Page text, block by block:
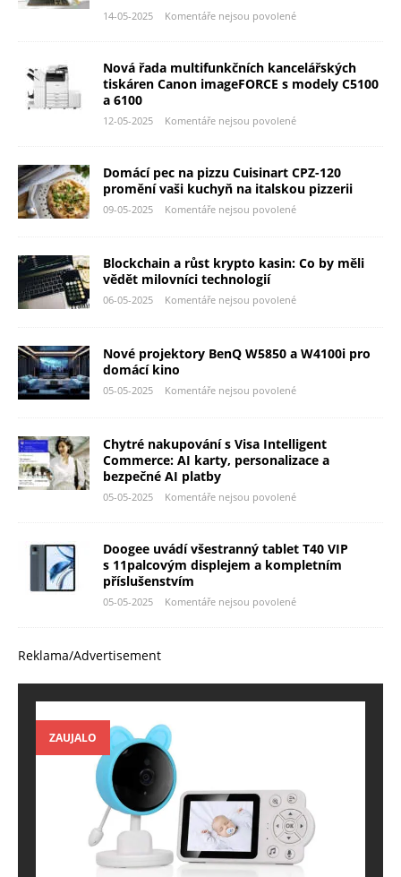
14-05-2025 Komentáře nejsou povolené
Nová řada multifunkčních kancelářských
tiskáren Canon imageFORCE s modely C5100
a 6100
12-05-2025 Komentáře nejsou povolené
Domácí pec na pizzu Cuisinart CPZ-120
promění vaši kuchyň na italskou pizzerii
09-05-2025 Komentáře nejsou povolené
Blockchain a růst krypto kasin: Co by měli
vědět milovníci technologií
06-05-2025 Komentáře nejsou povolené
Nové projektory BenQ W5850 a W4100i pro
domácí kino
05-05-2025 Komentáře nejsou povolené
Chytré nakupování s Visa Intelligent
Commerce: AI karty, personalizace a
bezpečné AI platby
05-05-2025 Komentáře nejsou povolené
Doogee uvádí všestranný tablet T40 VIP
s 11palcovým displejem a kompletním
příslušenstvím
05-05-2025 Komentáře nejsou povolené
Reklama/Advertisement
ZAUJALO